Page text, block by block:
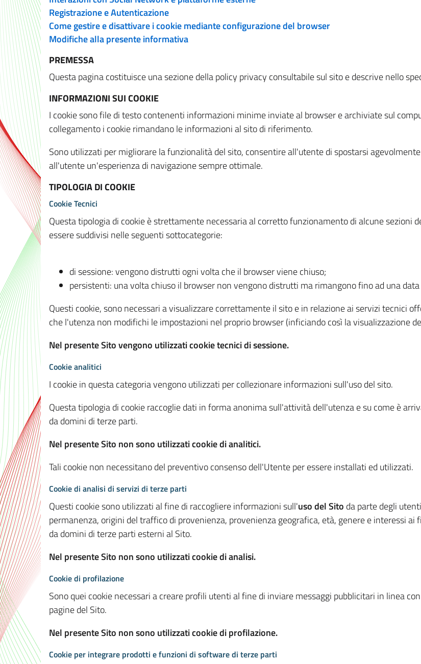
Registrazione e Autenticazione
Come gestire e disattivare i cookie mediante configurazione del browser
Modifiche alla presente informativa
PREMESSA
Questa pagina costituisce una sezione della policy privacy consultabile sul sito e descrive nello
INFORMAZIONI SUI COOKIE
I cookie sono file di testo contenenti informazioni minime inviate al browser e archiviate sul
collegamento i cookie rimandano le informazioni al sito di riferimento.
Sono utilizzati per migliorare la funzionalità del sito, consentire all'utente di spostarsi
all'utente un'esperienza di navigazione sempre ottimale.
TIPOLOGIA DI COOKIE
Cookie Tecnici
Questa tipologia di cookie è strettamente necessaria al corretto funzionamento di alcune sezioni
essere suddivisi nelle seguenti sottocategorie:
di sessione: vengono distrutti ogni volta che il browser viene chiuso;
persistenti: una volta chiuso il browser non vengono distrutti ma rimangono fino ad una
Questi cookie, sono necessari a visualizzare correttamente il sito e in relazione ai servizi tecnici
che l'utenza non modifichi le impostazioni nel proprio browser (inficiando così la visualizzazione
Nel presente Sito vengono utilizzati cookie tecnici di sessione.
Cookie analitici
I cookie in questa categoria vengono utilizzati per collezionare informazioni sull'uso del sito.
Questa tipologia di cookie raccoglie dati in forma anonima sull'attività dell'utenza e su come è
da domini di terze parti.
Nel presente Sito non sono utilizzati cookie di analitici.
Tali cookie non necessitano del preventivo consenso dell'Utente per essere installati ed utilizzati.
Cookie di analisi di servizi di terze parti
Questi cookie sono utilizzati al fine di raccogliere informazioni sull'uso del Sito da parte degli
permanenza, origini del traffico di provenienza, provenienza geografica, età, genere e interessi
da domini di terze parti esterni al Sito.
Nel presente Sito non sono utilizzati cookie di analisi.
Cookie di profilazione
Sono quei cookie necessari a creare profili utenti al fine di inviare messaggi pubblicitari in linea
pagine del Sito.
Nel presente Sito non sono utilizzati cookie di profilazione.
Cookie per integrare prodotti e funzioni di software di terze parti